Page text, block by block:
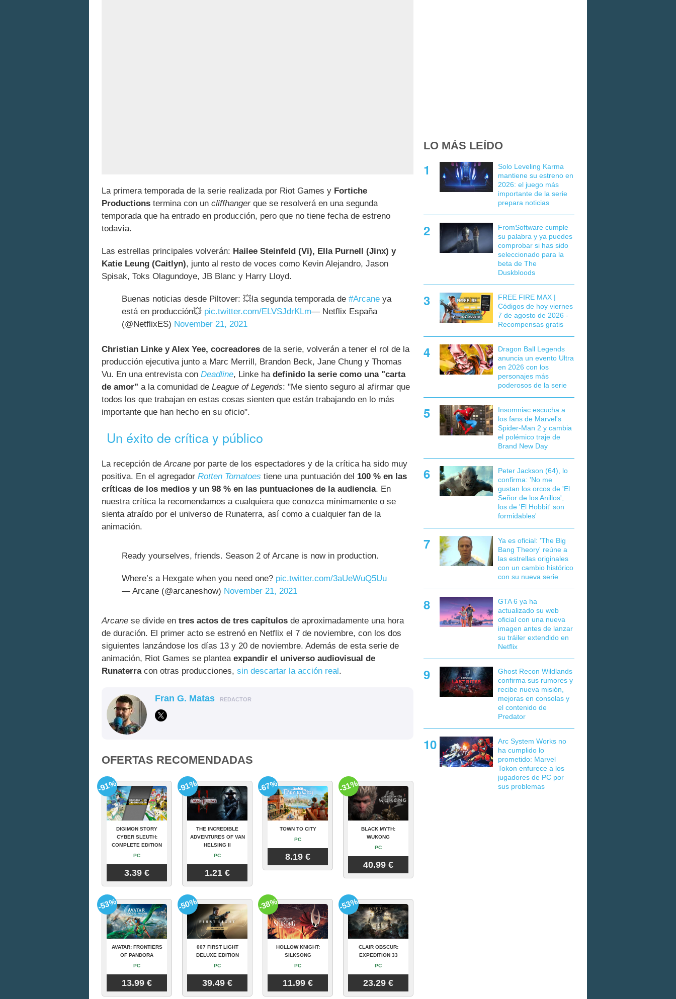
La primera temporada de la serie realizada por Riot Games y Fortiche
Productions termina con un cliffhangerque se resolverá en una segunda
temporada que ha entrado en producción, pero que no tiene fecha de estreno
todavía.
Las estrellas principales volverán: Hailee Steinfeld (Vi), Ella Purnell (Jinx) y
Katie Leung (Caitlyn), junto al resto de voces como Kevin Alejandro, Jason
Spisak, Toks Olagundoye, JB Blanc y Harry Lloyd.
Buenas noticias desde Piltover: 💥la segunda temporada de #Arcane ya
está en producción💥 pic.twitter.com/ELVSJdrKLm— Netflix España
(@NetflixES) November 21, 2021
Christian Linke y Alex Yee, cocreadores de la serie, volverán a tener el rol de la
producción ejecutiva junto a Marc Merrill, Brandon Beck, Jane Chung y Thomas
Vu. En una entrevista con Deadline, Linke ha definido la serie como una "carta
de amor" a la comunidad de League of Legends: "Me siento seguro al afirmar que
todos los que trabajan en estas cosas sienten que están trabajando en lo más
importante que han hecho en su oficio".
Un éxito de crítica y público
La recepción de Arcane por parte de los espectadores y de la crítica ha sido muy
positiva. En el agregador Rotten Tomatoes tiene una puntuación del 100 % en las
críticas de los medios y un 98 % en las puntuaciones de la audiencia. En
nuestra crítica la recomendamos a cualquiera que conozca mínimamente o se
sienta atraído por el universo de Runaterra, así como a cualquier fan de la
animación.
Ready yourselves, friends. Season 2 of Arcane is now in production.
Where’s a Hexgate when you need one? pic.twitter.com/3aUeWuQ5Uu
— Arcane (@arcaneshow) November 21, 2021
Arcane se divide en tres actos de tres capítulos de aproximadamente una hora
de duración. El primer acto se estrenó en Netflix el 7 de noviembre, con los dos
siguientes lanzándose los días 13 y 20 de noviembre. Además de esta serie de
animación, Riot Games se plantea expandir el universo audiovisual de
Runaterracon otras producciones, sin descartar la acción real.
Fran G. Matas REDACTOR
OFERTAS RECOMENDADAS
DIGIMON STORY
CYBER SLEUTH:
COMPLETE EDITION
PC
3.39 €
-91%
THE INCREDIBLE
ADVENTURES OF VAN
HELSING II
PC
1.21 €
-91%
TOWN TO CITY
PC
8.19 €
-67%
BLACK MYTH:
WUKONG
PC
40.99 €
-31%
AVATAR: FRONTIERS
OF PANDORA
PC
13.99 €
-53%
007 FIRST LIGHT
DELUXE EDITION
PC
39.49 €
-50%
HOLLOW KNIGHT:
SILKSONG
PC
11.99 €
-38%
CLAIR OBSCUR:
EXPEDITION 33
PC
23.29 €
-53%
LO MÁS LEÍDO
Solo Leveling Karma
mantiene su estreno en
2026: el juego más
importante de la serie
prepara noticias
FromSoftware cumple
su palabra y ya puedes
comprobar si has sido
seleccionado para la
beta de The
Duskbloods
FREE FIRE MAX |
Códigos de hoy viernes
7 de agosto de 2026 -
Recompensas gratis
Dragon Ball Legends
anuncia un evento Ultra
en 2026 con los
personajes más
poderosos de la serie
Insomniac escucha a
los fans de Marvel's
Spider-Man 2 y cambia
el polémico traje de
Brand New Day
Peter Jackson (64), lo
confirma: 'No me
gustan los orcos de 'El
Señor de los Anillos',
los de 'El Hobbit' son
formidables'
Ya es oficial: 'The Big
Bang Theory' reúne a
las estrellas originales
con un cambio histórico
con su nueva serie
GTA 6 ya ha
actualizado su web
oficial con una nueva
imagen antes de lanzar
su tráiler extendido en
Netflix
Ghost Recon Wildlands
confirma sus rumores y
recibe nueva misión,
mejoras en consolas y
el contenido de
Predator
Arc System Works no
ha cumplido lo
prometido: Marvel
Tokon enfurece a los
jugadores de PC por
sus problemas